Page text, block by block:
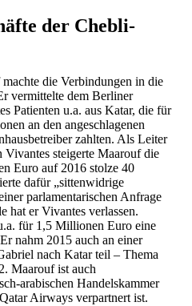
der Chebli-
die Verbindungen in die
vermittelte dem Berliner
Patienten u.a. aus Katar, die für
an den angeschlagenen
zahlten. Als Leiter
Vivantes steigerte Maarouf die
Euro auf 2016 stolze 40
dafür „sittenwidrige
parlamentarischen Anfrage
hat er Vivantes verlassen.
für 1,5 Millionen Euro eine
nahm 2015 auch an einer
nach Katar teil – Thema
Maarouf ist auch
arabischen Handelskammer
Airways verpartnert ist.